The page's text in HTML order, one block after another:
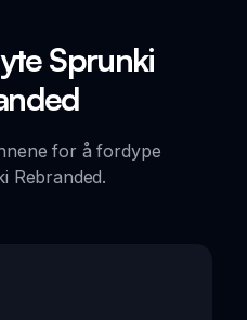
Sprunki
for å fordype
Rebranded.